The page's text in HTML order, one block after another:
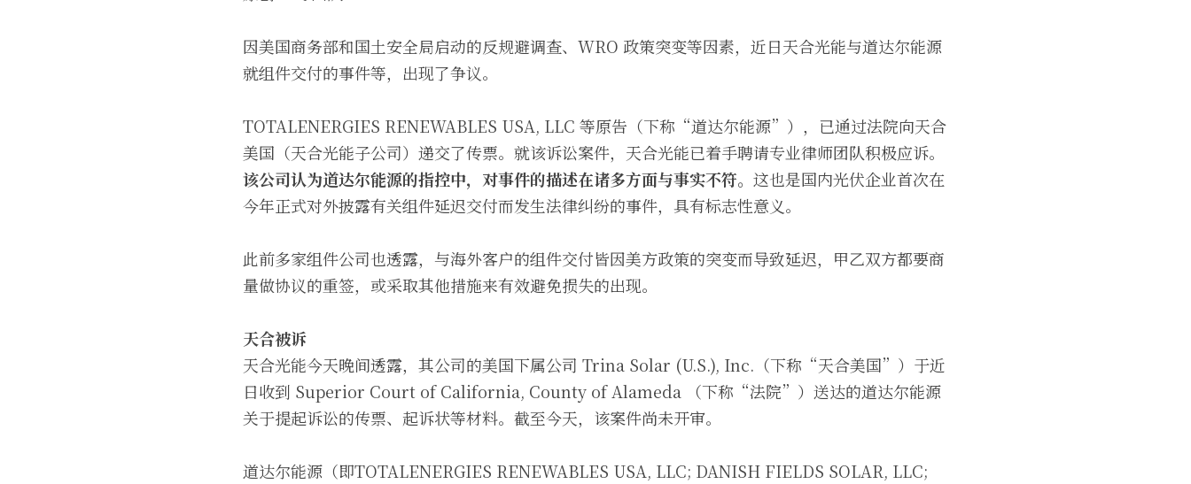
因美国商务部和国土安全局启动的反规避调查、WRO 政策突变等因素，近日天合光能与道达尔能源
就组件交付的事件等，出现了争议。
TOTALENERGIES RENEWABLES USA, LLC 等原告（下称“道达尔能源”），已通过法院向天合
美国（天合光能子公司）递交了传票。就该诉讼案件，天合光能已着手聘请专业律师团队积极应诉。
该公司认为道达尔能源的指控中，对事件的描述在诸多方面与事实不符。 这也是国内光伏企业首次在
今年正式对外披露有关组件延迟交付而发生法律纠纷的事件，具有标志性意义。
此前多家组件公司也透露，与海外客户的组件交付皆因美方政策的突变而导致延迟，甲乙双方都要商
量做协议的重签，或采取其他措施来有效避免损失的出现。
天合被诉
天合光能今天晚间透露，其公司的美国下属公司 Trina Solar (U.S.), Inc.（下称“天合美国”）于近
日收到 Superior Court of California, County of Alameda （下称“法院”）送达的道达尔能源
关于提起诉讼的传票、起诉状等材料。截至今天，该案件尚未开审。
道达尔能源（即TOTALENERGIES RENEWABLES USA, LLC; DANISH FIELDS SOLAR, LLC;